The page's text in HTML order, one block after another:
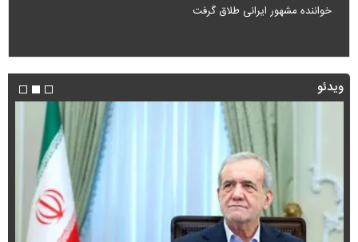
خواننده مشهور ایرانی طلاق گرفت
ویدئو